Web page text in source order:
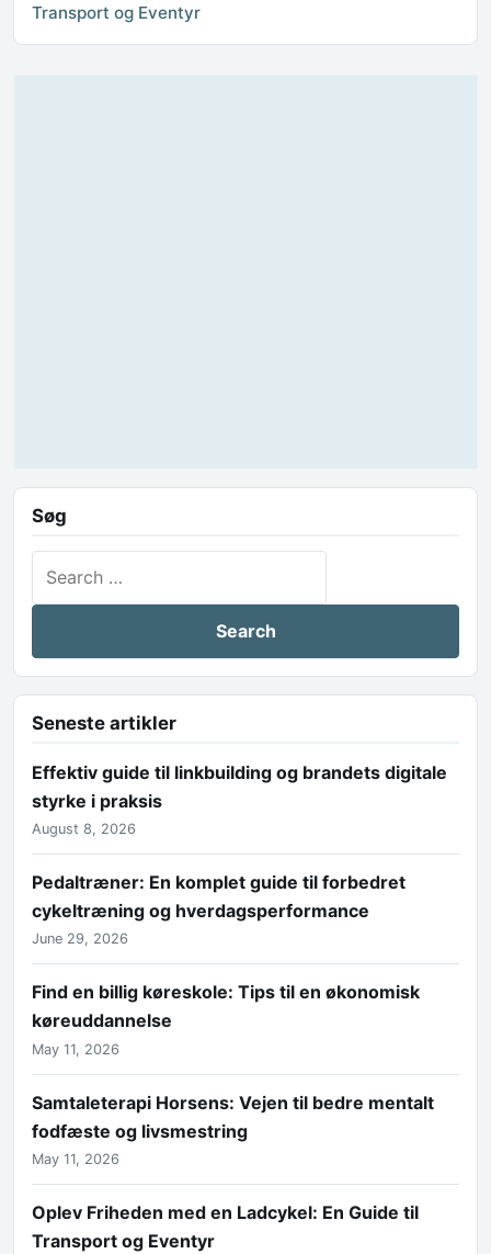
Transport og Eventyr
Søg
Seneste artikler
Effektiv guide til linkbuilding og brandets digitale
styrke i praksis
August 8, 2026
Pedaltræner: En komplet guide til forbedret
cykeltræning og hverdagsperformance
June 29, 2026
Find en billig køreskole: Tips til en økonomisk
køreuddannelse
May 11, 2026
Samtaleterapi Horsens: Vejen til bedre mentalt
fodfæste og livsmestring
May 11, 2026
Oplev Friheden med en Ladcykel: En Guide til
Transport og Eventyr